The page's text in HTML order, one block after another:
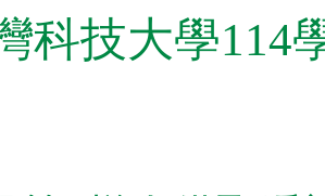
科技大學114